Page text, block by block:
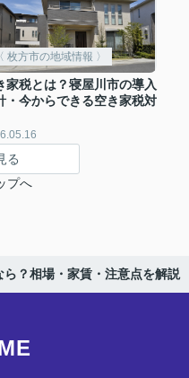
〈 枚方市の地域情報 〉
家税とは？寝屋川市の導入
・今からできる空き家税対
る
プへ
？相場・家賃・注意点を解説